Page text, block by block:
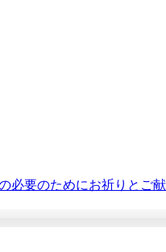
必要のためにお祈りとご